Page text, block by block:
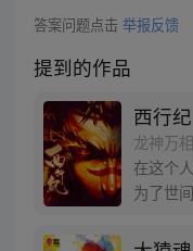
答案问题点击 举报反馈
提到的作品
西行纪
龙神万
在这个
为了世
变得美